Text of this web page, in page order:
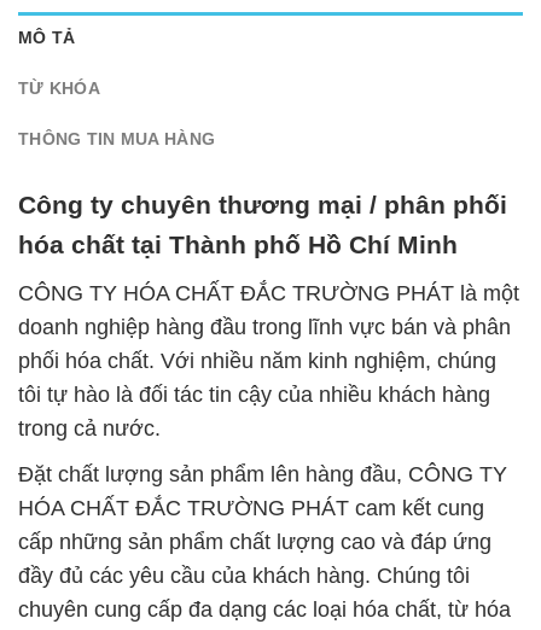
MÔ TẢ
TỪ KHÓA
THÔNG TIN MUA HÀNG
Công ty chuyên thương mại / phân phối
hóa chất tại Thành phố Hồ Chí Minh
CÔNG TY HÓA CHẤT ĐẮC TRƯỜNG PHÁT là một
doanh nghiệp hàng đầu trong lĩnh vực bán và phân
phối hóa chất. Với nhiều năm kinh nghiệm, chúng
tôi tự hào là đối tác tin cậy của nhiều khách hàng
trong cả nước.
Đặt chất lượng sản phẩm lên hàng đầu, CÔNG TY
HÓA CHẤT ĐẮC TRƯỜNG PHÁT cam kết cung
cấp những sản phẩm chất lượng cao và đáp ứng
đầy đủ các yêu cầu của khách hàng. Chúng tôi
chuyên cung cấp đa dạng các loại hóa chất, từ hóa